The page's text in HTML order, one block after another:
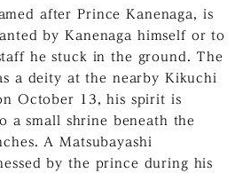
after Prince Kanenaga, is
by Kanenaga himself or to
he stuck in the ground. The
a deity at the nearby Kikuchi
October 13, his spirit is
a small shrine beneath the
A Matsubayashi
by the prince during his